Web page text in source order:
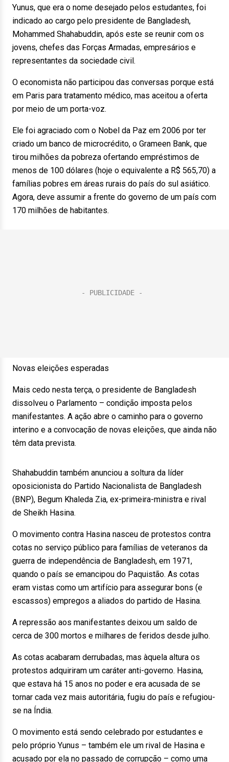
Yunus, que era o nome desejado pelos estudantes, foi
indicado ao cargo pelo presidente de Bangladesh,
Mohammed Shahabuddin, após este se reunir com os
jovens, chefes das Forças Armadas, empresários e
representantes da sociedade civil.
O economista não participou das conversas porque está
em Paris para tratamento médico, mas aceitou a oferta
por meio de um porta-voz.
Ele foi agraciado com o Nobel da Paz em 2006 por ter
criado um banco de microcrédito, o Grameen Bank, que
tirou milhões da pobreza ofertando empréstimos de
menos de 100 dólares (hoje o equivalente a R$ 565,70) a
famílias pobres em áreas rurais do país do sul asiático.
Agora, deve assumir a frente do governo de um país com
170 milhões de habitantes.
Novas eleições esperadas
Mais cedo nesta terça, o presidente de Bangladesh
dissolveu o Parlamento – condição imposta pelos
manifestantes. A ação abre o caminho para o governo
interino e a convocação de novas eleições, que ainda não
têm data prevista.
Shahabuddin também anunciou a soltura da líder
oposicionista do Partido Nacionalista de Bangladesh
(BNP), Begum Khaleda Zia, ex-primeira-ministra e rival
de Sheikh Hasina.
O movimento contra Hasina nasceu de protestos contra
cotas no serviço público para famílias de veteranos da
guerra de independência de Bangladesh, em 1971,
quando o país se emancipou do Paquistão. As cotas
eram vistas como um artifício para assegurar bons (e
escassos) empregos a aliados do partido de Hasina.
A repressão aos manifestantes deixou um saldo de
cerca de 300 mortos e milhares de feridos desde julho.
As cotas acabaram derrubadas, mas àquela altura os
protestos adquiriram um caráter anti-governo. Hasina,
que estava há 15 anos no poder e era acusada de se
tornar cada vez mais autoritária, fugiu do país e refugiou-
se na Índia.
O movimento está sendo celebrado por estudantes e
pelo próprio Yunus – também ele um rival de Hasina e
acusado por ela no passado de corrupção – como uma